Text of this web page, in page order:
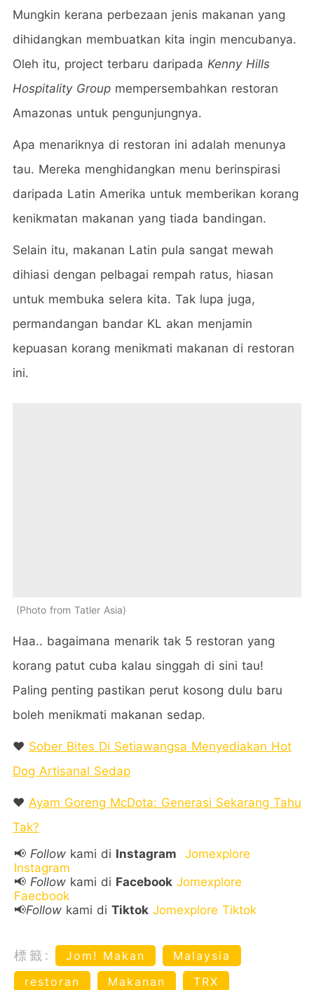
Mungkin kerana perbezaan jenis makanan yang
dihidangkan membuatkan kita ingin mencubanya.
Oleh itu, project terbaru daripada Kenny Hills
Hospitality Group mempersembahkan restoran
Amazonas untuk pengunjungnya.
Apa menariknya di restoran ini adalah menunya
tau. Mereka menghidangkan menu berinspirasi
daripada Latin Amerika untuk memberikan korang
kenikmatan makanan yang tiada bandingan.
Selain itu, makanan Latin pula sangat mewah
dihiasi dengan pelbagai rempah ratus, hiasan
untuk membuka selera kita. Tak lupa juga,
permandangan bandar KL akan menjamin
kepuasan korang menikmati makanan di restoran
ini.
Photo from Tatler Asia
Haa.. bagaimana menarik tak 5 restoran yang
korang patut cuba kalau singgah di sini tau!
Paling penting pastikan perut kosong dulu baru
boleh menikmati makanan sedap.
❤️ Sober Bites Di Setiawangsa Menyediakan Hot
Dog Artisanal Sedap
❤️ Ayam Goreng McDota: Generasi Sekarang Tahu
Tak?
📢 Follow kami di Instagram
Jomexplore
Instagram
📢 Follow kami di Facebook Jomexplore
Faecbook
📢Follow kami di Tiktok Jomexplore Tiktok
標籤: Jom! Makan
Malaysia
restoran
Makanan
TRX